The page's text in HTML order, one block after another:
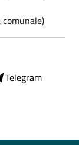
Telegram